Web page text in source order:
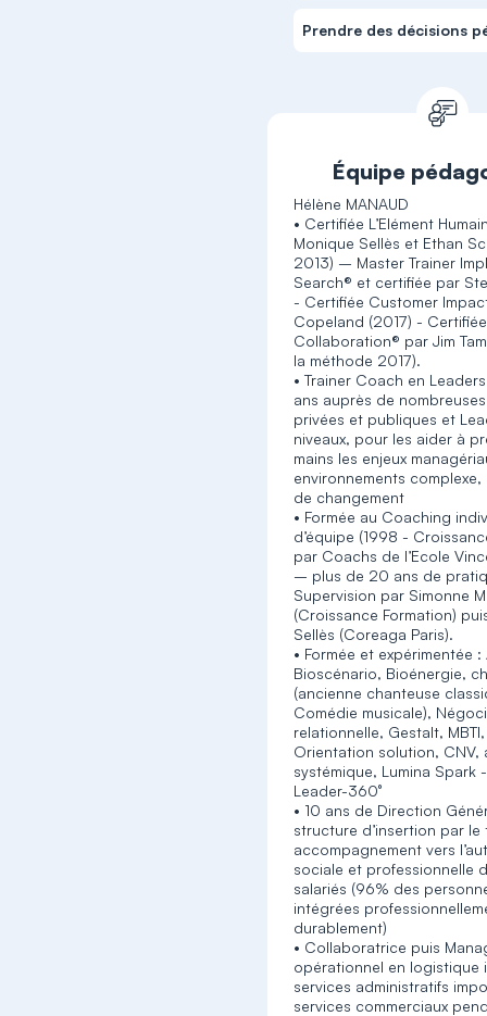
Prendre des décisions
Équipe
Hélène MANAUD
• Certifiée L’Elément
Monique Sellès et Ethan
2013) – Master Trainer
Search® et certifiée par
- Certifiée Customer
Copeland (2017) -
Collaboration® par Jim
la méthode 2017).
• Trainer Coach en
ans auprès de
privées et publiques et
niveaux, pour les aider à
mains les enjeux
environnements
de changement
• Formée au Coaching
d’équipe (1998 -
par Coachs de l’Ecole
– plus de 20 ans de
Supervision par Simonne
(Croissance Formation)
Sellès (Coreaga Paris).
• Formée et expérimentée :
Bioscénario, Bioénergie,
(ancienne chanteuse
Comédie musicale),
relationnelle, Gestalt,
Orientation solution, CNV,
systémique, Lumina Spark
Leader-360°
• 10 ans de Direction
structure d’insertion par le
accompagnement vers
sociale et professionnelle
salariés (96% des
intégrées
durablement)
• Collaboratrice puis
opérationnel en logistique
services administratifs
services commerciaux